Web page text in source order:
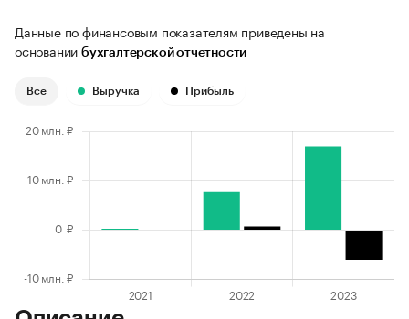
Данные по финансовым показателям приведены на
основании бухгалтерской отчетности
Все Выручка Прибыль